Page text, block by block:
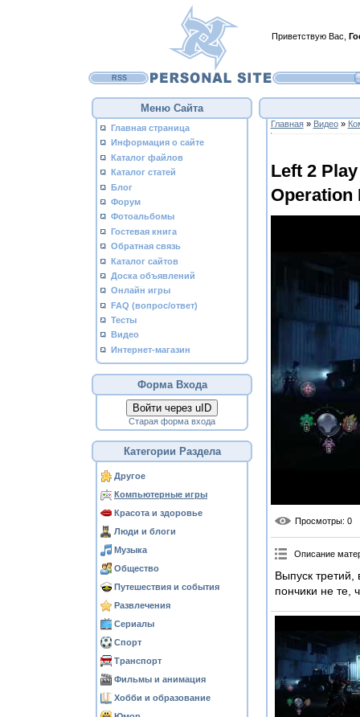
Приветствую Вас
RSS
Меню Сайта
Главная страница
Информация о сайте
Каталог файлов
Каталог статей
Блог
Форум
Фотоальбомы
Гостевая книга
Обратная связь
Каталог сайтов
Доска объявлений
Онлайн игры
FAQ (вопрос/ответ)
Тесты
Видео
Интернет-магазин
Форма Входа
Войти через uID
Старая форма входа
Категории Раздела
Другое
Компьютерные игры
Красота и здоровье
Люди и блоги
Музыка
Общество
Путешествия и события
Развлечения
Сериалы
Спорт
Транспорт
Фильмы и анимация
Хобби и образование
Главная» Видео»
Left 2
Operation
Просмотры: 0
Описание
Выпуск
пончики не те,